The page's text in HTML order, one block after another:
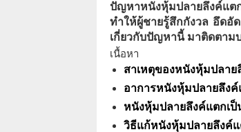
ปัญหาหนังหุ้มปลายลึงค์แต
ทำให้ผู้ชายรู้สึกกังวล อึดอั
เกี่ยวกับปัญหานี้ มาติดตาม
เนื้อหา
สาเหตุของหนังหุ้มปลาย
อาการหนังหุ้มปลายลึงค์
หนังหุ้มปลายลึงค์แตกเ
วิธีแก้หนังหุ้มปลายลึงค์